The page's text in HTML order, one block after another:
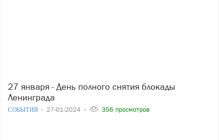
27 января - День полного снятия блокады
Ленинграда
СОБЫТИЯ 27-01-2024 356 просмотров